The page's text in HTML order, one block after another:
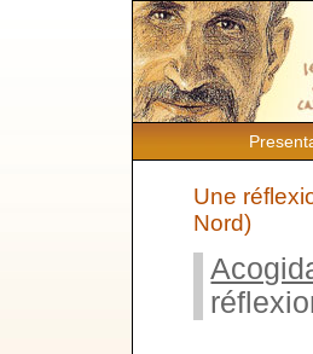
Une
Nord)